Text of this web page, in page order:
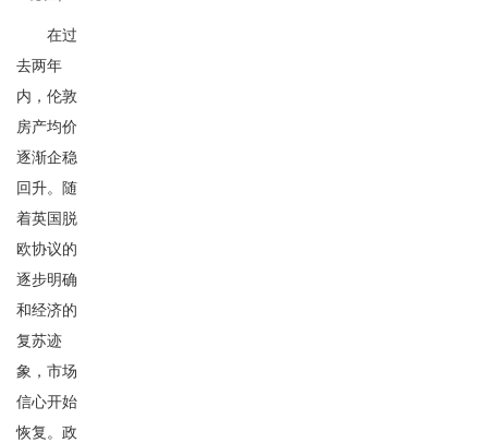
在过
去两年
内，伦敦
房产均价
逐渐企稳
回升。随
着英国脱
欧协议的
逐步明确
和经济的
复苏迹
象，市场
信心开始
恢复。政